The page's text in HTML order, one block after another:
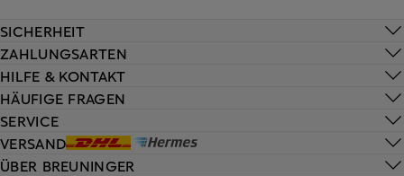
HILFE & KONTAKT
HÄUFIGE FRAGEN
SERVICE
VERSAND
SICHERHEIT
ZAHLUNGSARTEN
ÜBER BREUNINGER